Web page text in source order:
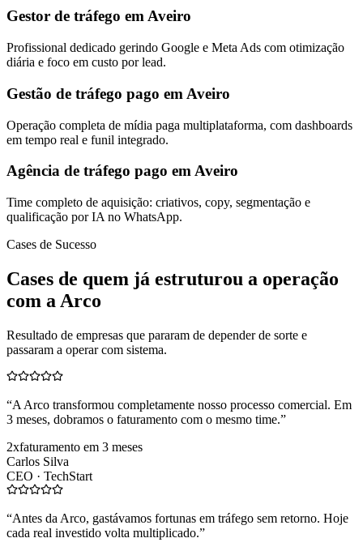
Gestor de tráfego em Aveiro
Profissional dedicado gerindo Google e Meta Ads com otimização
diária e foco em custo por lead.
Gestão de tráfego pago em Aveiro
Operação completa de mídia paga multiplataforma, com dashboards
em tempo real e funil integrado.
Agência de tráfego pago em Aveiro
Time completo de aquisição: criativos, copy, segmentação e
qualificação por IA no WhatsApp.
Cases de Sucesso
Cases de quem já estruturou a operação
com a Arco
Resultado de empresas que pararam de depender de sorte e
passaram a operar com sistema.
“A Arco transformou completamente nosso processo comercial. Em
3 meses, dobramos o faturamento com o mesmo time.”
2xfaturamento em 3 meses
Carlos Silva
CEO · TechStart
“Antes da Arco, gastávamos fortunas em tráfego sem retorno. Hoje
cada real investido volta multiplicado.”